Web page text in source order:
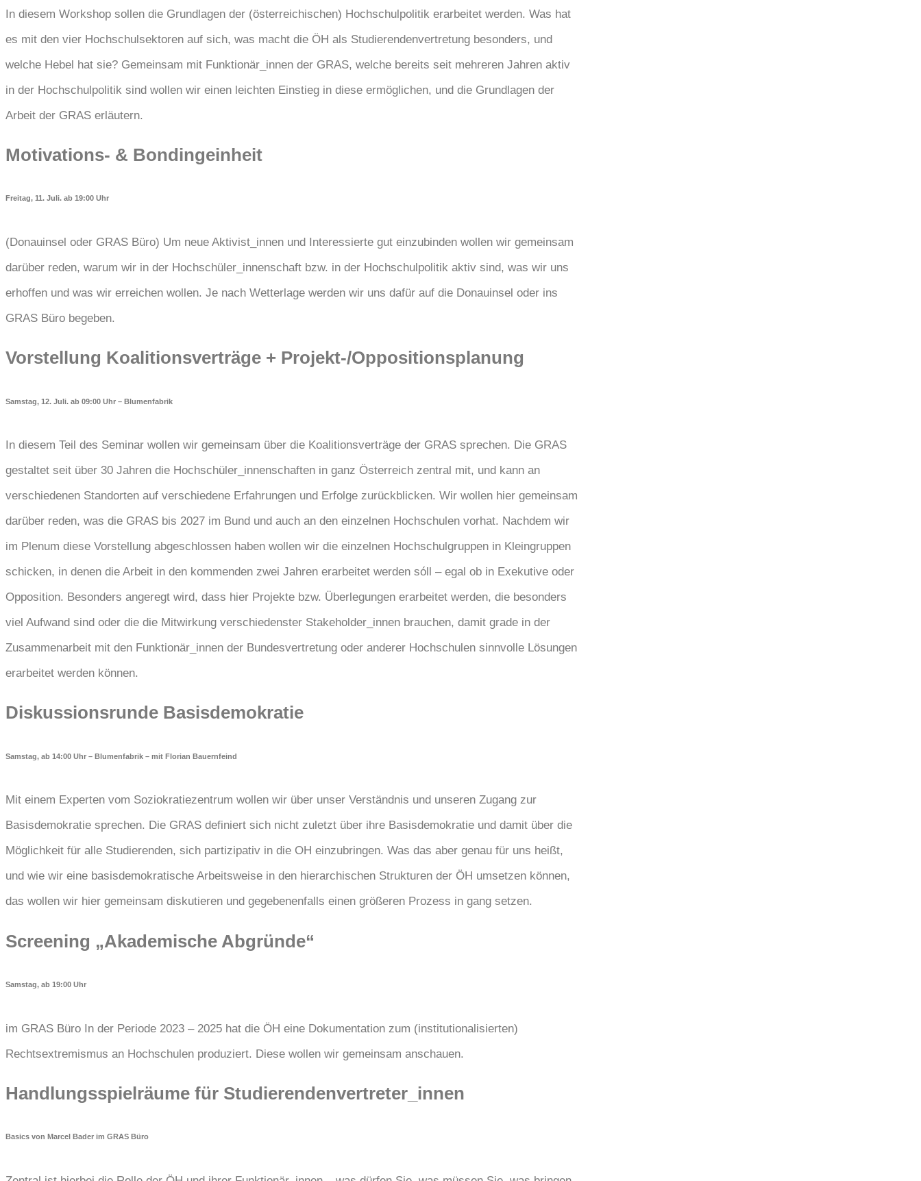
In diesem Workshop sollen die Grundlagen der (österreichischen) Hochschulpolitik erarbeitet werden. Was hat
es mit den vier Hochschulsektoren auf sich, was macht die ÖH als Studierendenvertretung besonders, und
welche Hebel hat sie? Gemeinsam mit Funktionär_innen der GRAS, welche bereits seit mehreren Jahren aktiv
in der Hochschulpolitik sind wollen wir einen leichten Einstieg in diese ermöglichen, und die Grundlagen der
Arbeit der GRAS erläutern.
Motivations- & Bondingeinheit
Freitag, 11. Juli. ab 19:00 Uhr
(Donauinsel oder GRAS Büro) Um neue Aktivist_innen und Interessierte gut einzubinden wollen wir gemeinsam
darüber reden, warum wir in der Hochschüler_innenschaft bzw. in der Hochschulpolitik aktiv sind, was wir uns
erhoffen und was wir erreichen wollen. Je nach Wetterlage werden wir uns dafür auf die Donauinsel oder ins
GRAS Büro begeben.
Vorstellung Koalitionsverträge + Projekt-/Oppositionsplanung
Samstag, 12. Juli. ab 09:00 Uhr – Blumenfabrik
In diesem Teil des Seminar wollen wir gemeinsam über die Koalitionsverträge der GRAS sprechen. Die GRAS
gestaltet seit über 30 Jahren die Hochschüler_innenschaften in ganz Österreich zentral mit, und kann an
verschiedenen Standorten auf verschiedene Erfahrungen und Erfolge zurückblicken. Wir wollen hier gemeinsam
darüber reden, was die GRAS bis 2027 im Bund und auch an den einzelnen Hochschulen vorhat. Nachdem wir
im Plenum diese Vorstellung abgeschlossen haben wollen wir die einzelnen Hochschulgruppen in Kleingruppen
schicken, in denen die Arbeit in den kommenden zwei Jahren erarbeitet werden sóll – egal ob in Exekutive oder
Opposition. Besonders angeregt wird, dass hier Projekte bzw. Überlegungen erarbeitet werden, die besonders
viel Aufwand sind oder die die Mitwirkung verschiedenster Stakeholder_innen brauchen, damit grade in der
Zusammenarbeit mit den Funktionär_innen der Bundesvertretung oder anderer Hochschulen sinnvolle Lösungen
erarbeitet werden können.
Diskussionsrunde Basisdemokratie
Samstag, ab 14:00 Uhr – Blumenfabrik – mit Florian Bauernfeind
Mit einem Experten vom Soziokratiezentrum wollen wir über unser Verständnis und unseren Zugang zur
Basisdemokratie sprechen. Die GRAS definiert sich nicht zuletzt über ihre Basisdemokratie und damit über die
Möglichkeit für alle Studierenden, sich partizipativ in die OH einzubringen. Was das aber genau für uns heißt,
und wie wir eine basisdemokratische Arbeitsweise in den hierarchischen Strukturen der ÖH umsetzen können,
das wollen wir hier gemeinsam diskutieren und gegebenenfalls einen größeren Prozess in gang setzen.
Screening „Akademische Abgründe“
Samstag, ab 19:00 Uhr
im GRAS Büro In der Periode 2023 – 2025 hat die ÖH eine Dokumentation zum (institutionalisierten)
Rechtsextremismus an Hochschulen produziert. Diese wollen wir gemeinsam anschauen.
Handlungsspielräume für Studierendenvertreter_innen
Basics von Marcel Bader im GRAS Büro